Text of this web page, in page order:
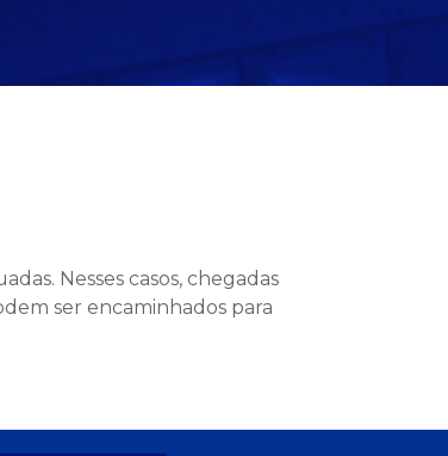
Nesses casos, chegadas
ser encaminhados para